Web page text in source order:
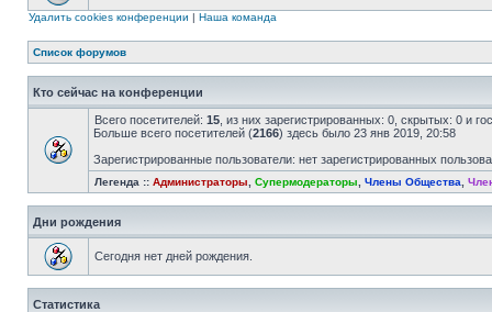
Удалить cookies конференции | Наша команда
Список форумов
Кто сейчас на конференции
Всего посетителей: 15 , из них зарегистрированных: 0, скрытых: 0 и
Больше всего посетителей (2166) здесь было 23 янв 2019, 20:58
Зарегистрированные пользователи: нет зарегистрированных
Легенда :: Администраторы Супермодераторы Члены Общества
Дни рождения
Сегодня нет дней рождения.
Статистика